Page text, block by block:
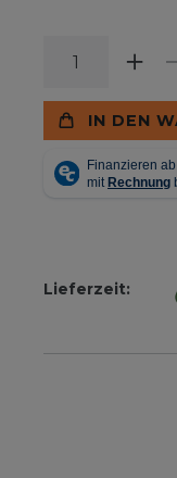
IN DEN
Lieferzeit: